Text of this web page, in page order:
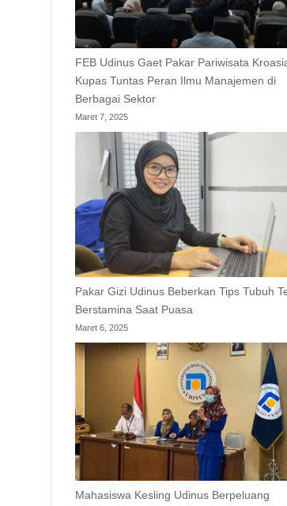
FEB Udinus Gaet Pakar Pariwisata
Kupas Tuntas Peran Ilmu Manajemen di
Berbagai Sektor
Maret 7, 2025
Pakar Gizi Udinus Beberkan Tips Tubuh
Berstamina Saat Puasa
Maret 6, 2025
Mahasiswa Kesling Udinus Berpeluang